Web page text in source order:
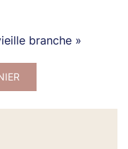
branche »